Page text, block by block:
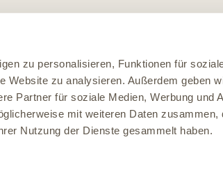
zu personalisieren, Funktionen für
Website zu analysieren. Außerdem geben
Partner für soziale Medien, Werbung und
mit weiteren Daten zusammen,
Nutzung der Dienste gesammelt haben.
Widerruf AGB Cookie Einstellungen